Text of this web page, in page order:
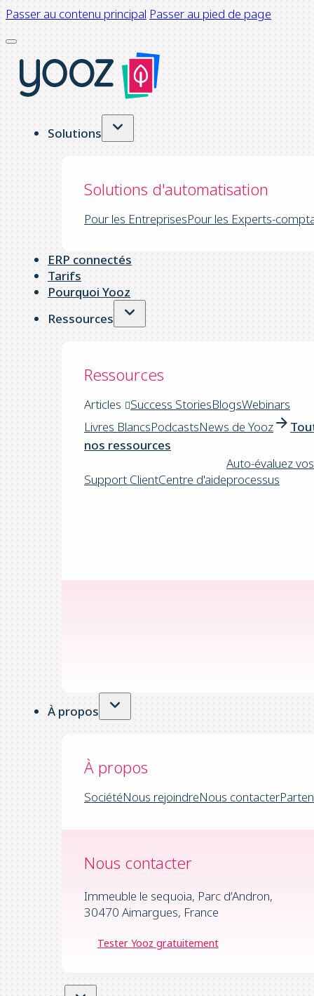
Passer au contenu principal Passer au pied de page
Solutions
Solutions d'automatisation
Pour les EntreprisesPour les Experts-
ERP connectés
Tarifs
Pourquoi Yooz
Ressources
Ressources
Articles Success StoriesBlogsWebinars
Livres BlancsPodcastsNews de Yooz
nos ressources
Support ClientCentre d'aide
Auto-évaluez vos
processus
À propos
À propos
SociétéNous rejoindreNous contacter
Nous contacter
Immeuble le sequoia, Parc d’Andron,
30470 Aimargues, France
Tester Yooz gratuitement